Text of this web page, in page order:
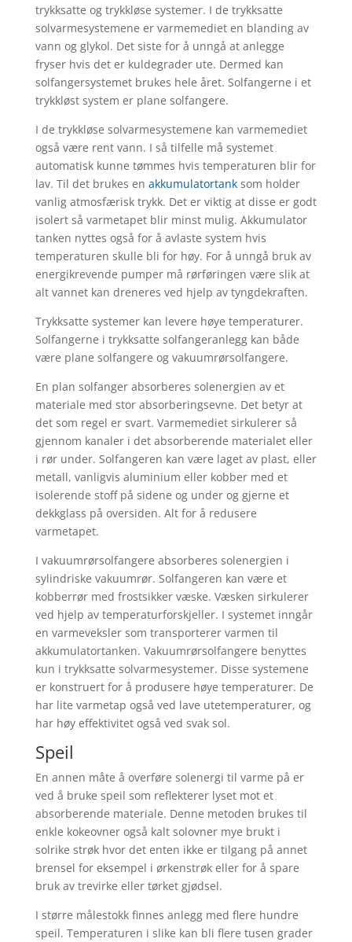
trykksatte og trykkløse systemer. I de trykksatte
solvarmesystemene er varmemediet en blanding av
vann og glykol. Det siste for å unngå at anlegge
fryser hvis det er kuldegrader ute. Dermed kan
solfangersystemet brukes hele året. Solfangerne i et
trykkløst system er plane solfangere.
I de trykkløse solvarmesystemene kan varmemediet
også være rent vann. I så tilfelle må systemet
automatisk kunne tømmes hvis temperaturen blir for
lav. Til det brukes en akkumulatortank som holder
vanlig atmosfærisk trykk. Det er viktig at disse er godt
isolert så varmetapet blir minst mulig. Akkumulator
tanken nyttes også for å avlaste system hvis
temperaturen skulle bli for høy. For å unngå bruk av
energikrevende pumper må rørføringen være slik at
alt vannet kan dreneres ved hjelp av tyngdekraften.
Trykksatte systemer kan levere høye temperaturer.
Solfangerne i trykksatte solfangeranlegg kan både
være plane solfangere og vakuumrørsolfangere.
En plan solfanger absorberes solenergien av et
materiale med stor absorberingsevne. Det betyr at
det som regel er svart. Varmemediet sirkulerer så
gjennom kanaler i det absorberende materialet eller
i rør under. Solfangeren kan være laget av plast, eller
metall, vanligvis aluminium eller kobber med et
isolerende stoff på sidene og under og gjerne et
dekkglass på oversiden. Alt for å redusere
varmetapet.
I vakuumrørsolfangere absorberes solenergien i
sylindriske vakuumrør. Solfangeren kan være et
kobberrør med frostsikker væske. Væsken sirkulerer
ved hjelp av temperaturforskjeller. I systemet inngår
en varmeveksler som transporterer varmen til
akkumulatortanken. Vakuumrørsolfangere benyttes
kun i trykksatte solvarmesystemer. Disse systemene
er konstruert for å produsere høye temperaturer. De
har lite varmetap også ved lave utetemperaturer, og
har høy effektivitet også ved svak sol.
Speil
En annen måte å overføre solenergi til varme på er
ved å bruke speil som reflekterer lyset mot et
absorberende materiale. Denne metoden brukes til
enkle kokeovner også kalt solovner mye brukt i
solrike strøk hvor det enten ikke er tilgang på annet
brensel for eksempel i ørkenstrøk eller for å spare
bruk av trevirke eller tørket gjødsel.
I større målestokk finnes anlegg med flere hundre
speil. Temperaturen i slike kan bli flere tusen grader